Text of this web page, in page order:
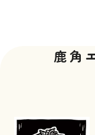
鹿角